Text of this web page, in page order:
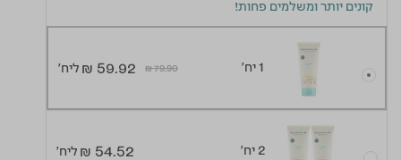
קונים יותר ומשלמים פחות!
1 יח' ליח' ₪ 59.92 Price reduced from
₪ 79.90to
2 יח' ליח' ₪ 54.52